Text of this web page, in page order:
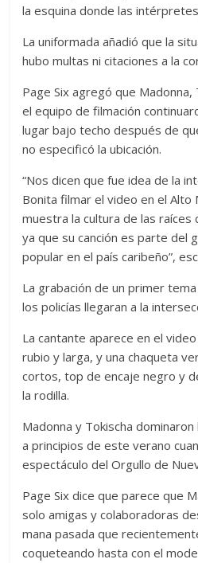
la esquina donde las
La uniformada añadió que la
hubo multas ni citaciones a la
Page Six agregó que
el equipo de filmación
lugar bajo techo después de
no especificó la ubicación.
“Nos dicen que fue idea de la
Bonita filmar el video en el Alto
muestra la cultura de las raíces
ya que su canción es parte del
popular en el país caribeño”,
La grabación de un primer
los policías llegaran a la
La cantante aparece en el
rubio y larga, y una chaqueta
cortos, top de encaje negro y
la rodilla.
Madonna y Tokischa
a principios de este verano
espectáculo del Orgullo de
Page Six dice que parece que
solo amigas y colaboradoras
mana pasada que
coqueteando hasta con el